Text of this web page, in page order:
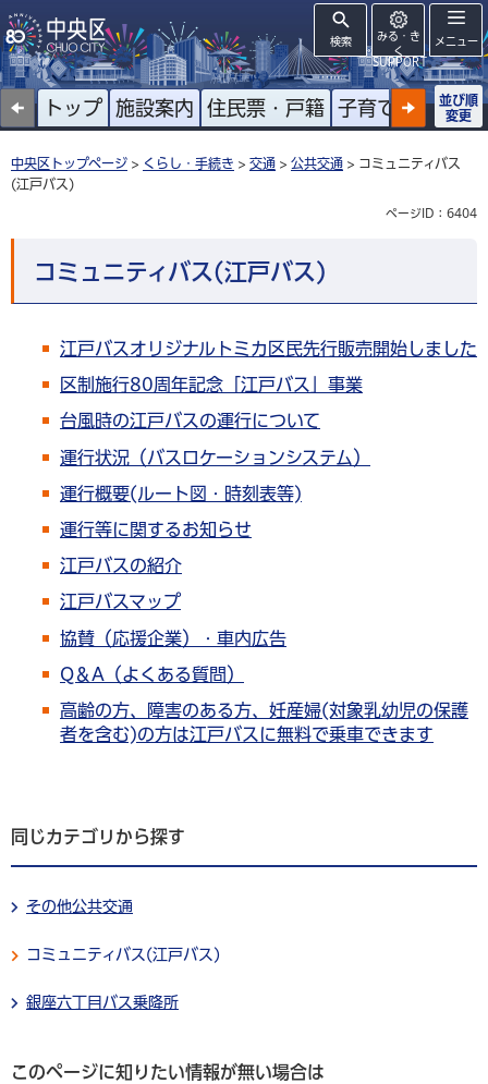
検索
みる・き
く
SUPPORT
メニュー
トップ 施設案内 住民票・戸籍 子育て 高齢者
並び順
変更
中央区トップページ > くらし・手続き > 交通 > 公共交通 > コミュニティバス
(江戸バス)
ページID：6404
コミュニティバス(江戸バス)
江戸バスオリジナルトミカ区民先行販売開始しました
区制施行80周年記念「江戸バス」事業
台風時の江戸バスの運行について
運行状況（バスロケーションシステム）
運行概要(ルート図・時刻表等)
運行等に関するお知らせ
江戸バスの紹介
江戸バスマップ
協賛（応援企業）・車内広告
Q＆A（よくある質問）
高齢の方、障害のある方、妊産婦(対象乳幼児の保護
者を含む)の方は江戸バスに無料で乗車できます
同じカテゴリから探す
その他公共交通
コミュニティバス(江戸バス)
銀座六丁目バス乗降所
このページに知りたい情報が無い場合は